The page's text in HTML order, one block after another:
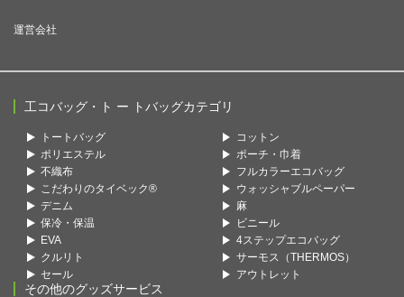
運営会社
工コバッグ・ト ー トバッグカテゴリ
トートバッグ
コットン
ポリエステル
ポーチ・巾着
不織布
フルカラーエコバッグ
こだわりのタイベック®
ウォッシャブルペーパー
デニム
麻
保冷・保温
ビニール
EVA
4ステップエコバッグ
クルリト
サーモス（THERMOS）
セール
アウトレット
その他のグッズサービス